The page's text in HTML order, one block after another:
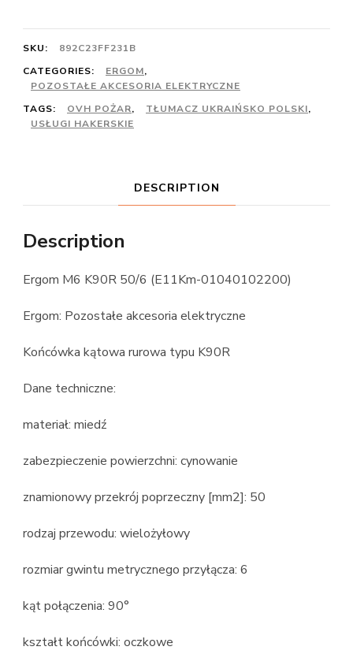
SKU:
892C23FF231B
CATEGORIES:
ERGOM,
POZOSTAŁE AKCESORIA ELEKTRYCZNE
TAGS:
OVH POŻAR, TŁUMACZ UKRAIŃSKO POLSKI,
USŁUGI HAKERSKIE
DESCRIPTION
Description
Ergom M6 K90R 50/6 (E11Km-01040102200)
Ergom: Pozostałe akcesoria elektryczne
Końcówka kątowa rurowa typu K90R
Dane techniczne:
materiał: miedź
zabezpieczenie powierzchni: cynowanie
znamionowy przekrój poprzeczny [mm2]: 50
rodzaj przewodu: wielożyłowy
rozmiar gwintu metrycznego przyłącza: 6
kąt połączenia: 90°
kształt końcówki: oczkowe